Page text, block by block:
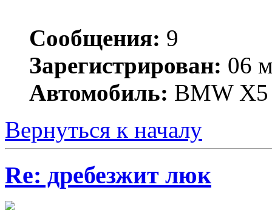
Сообщения: 9
Зарегистрирован: 06
Автомобиль: BMW X5
Вернуться к началу
Re: дребезжит люк